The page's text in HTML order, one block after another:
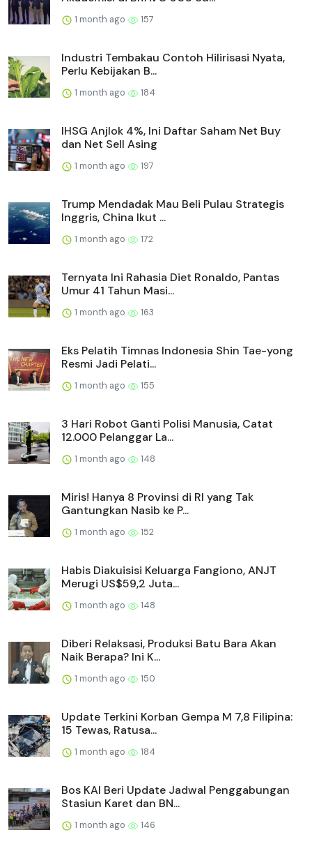
1 month ago 157
Industri Tembakau Contoh Hilirisasi Nyata,
Perlu Kebijakan B...
1 month ago 184
IHSG Anjlok 4%, Ini Daftar Saham Net Buy
dan Net Sell Asing
1 month ago 197
Trump Mendadak Mau Beli Pulau Strategis
Inggris, China Ikut ...
1 month ago 172
Ternyata Ini Rahasia Diet Ronaldo, Pantas
Umur 41 Tahun Masi...
1 month ago 163
Eks Pelatih Timnas Indonesia Shin Tae-yong
Resmi Jadi Pelati...
1 month ago 155
3 Hari Robot Ganti Polisi Manusia, Catat
12.000 Pelanggar La...
1 month ago 148
Miris! Hanya 8 Provinsi di RI yang Tak
Gantungkan Nasib ke P...
1 month ago 152
Habis Diakuisisi Keluarga Fangiono, ANJT
Merugi US$59,2 Juta...
1 month ago 148
Diberi Relaksasi, Produksi Batu Bara Akan
Naik Berapa? Ini K...
1 month ago 150
Update Terkini Korban Gempa M 7,8 Filipina:
15 Tewas, Ratusa...
1 month ago 184
Bos KAI Beri Update Jadwal Penggabungan
Stasiun Karet dan BN...
1 month ago 146